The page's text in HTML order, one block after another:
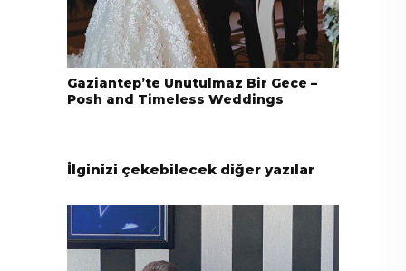
Gaziantep’te Unutulmaz Bir Gece –
Posh and Timeless Weddings
İlginizi çekebilecek diğer yazılar